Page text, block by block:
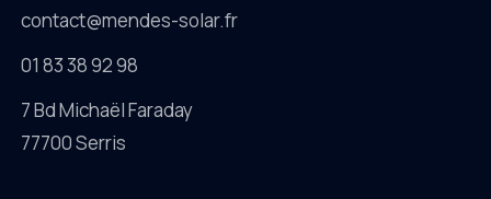
contact@mendes-solar.fr
01 83 38 92 98
7 Bd Michaël Faraday
77700 Serris